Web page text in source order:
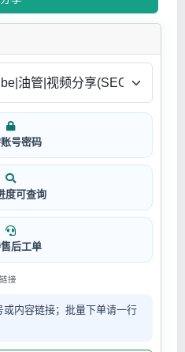
号密码
度可查询
后工单
接
内容链接；批量下单请一行